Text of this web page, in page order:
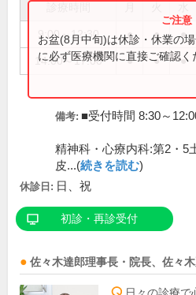
9:00～12:30 ● ● ●
14:00～17:00 ● ● ●
お盆(8月中旬)は休診・休業の
に必ず医療機関に直接ご確認く
備考: ■受付時間 8:30～
精神科・心療内科:第2・5
皮...(続きを読む)
休診日: 日、祝
初診・再診受付
佐々木達郎理事長・院長、 佐々